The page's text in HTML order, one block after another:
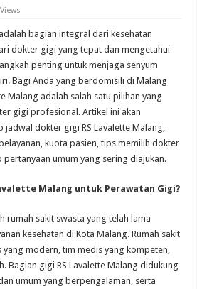
bagian integral dari kesehatan
dokter gigi yang tepat dan mengetahui
penting untuk menjaga senyum
Bagi Anda yang berdomisili di Malang
Malang adalah salah satu pilihan yang
gigi profesional. Artikel ini akan
jadwal dokter gigi RS Lavalette Malang,
kuota pasien, tips memilih dokter
umum yang sering diajukan.
Malang untuk Perawatan Gigi?
rumah sakit swasta yang telah lama
kesehatan di Kota Malang. Rumah sakit
modern, tim medis yang kompeten,
Bagian gigi RS Lavalette Malang didukung
umum yang berpengalaman, serta